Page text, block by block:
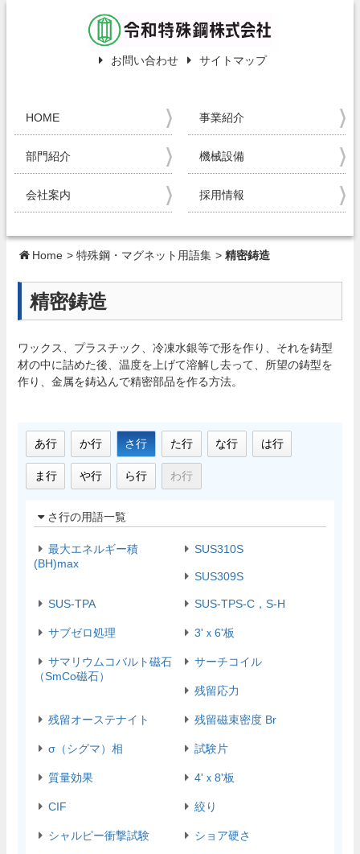
お問い合わせ サイトマップ
HOME 事業紹介
部門紹介 機械設備
会社案内 採用情報
Home > 特殊鋼・マグネット用語集 > 精密鋳造
精密鋳造
ワックス、プラスチック、冷凍水銀等で形を作り、それを鋳型
材の中に詰めた後、温度を上げて溶解し去って、所望の鋳型を
作り、金属を鋳込んで精密部品を作る方法。
あ行 か行 さ行 た行 な行 は行
ま行 や行 ら行 わ行
さ行の用語一覧
最大エネルギー積
(BH)max
SUS310S
SUS309S
SUS-TPA SUS-TPS-C，S-H
サブゼロ処理 3'ｘ6'板
サマリウムコバルト磁石
（SmCo磁石）
サーチコイル
残留応力
残留オーステナイト 残留磁束密度 Br
σ（シグマ）相 試験片
質量効果 4'ｘ8'板
CIF 絞り
シャルピー衝撃試験 ショア硬さ